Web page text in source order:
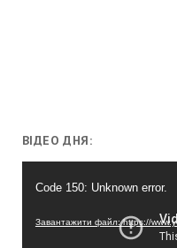
ВІДЕО ДНЯ:
Code 150: Unknown error.
Завантажити файл: https://